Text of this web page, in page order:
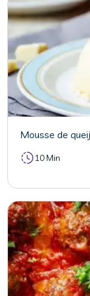
Mousse de
10 Min